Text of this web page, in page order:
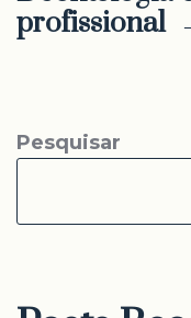
profissional
Pesquisar